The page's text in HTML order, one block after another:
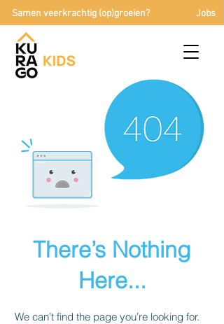
Samen veerkrachtig (op)groeien? Jobs
There’s Nothing
Here...
We can’t find the page you’re looking for.